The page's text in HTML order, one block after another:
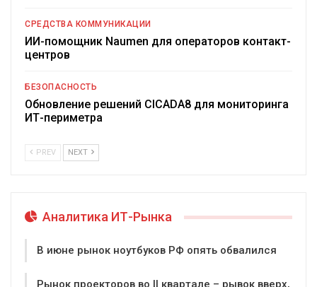
СРЕДСТВА КОММУНИКАЦИИ
ИИ-помощник Naumen для операторов контакт-
центров
БЕЗОПАСНОСТЬ
Обновление решений CICADA8 для мониторинга
ИТ-периметра
PREV NEXT
Аналитика ИТ-Рынка
В июне рынок ноутбуков РФ опять обвалился
Рынок проекторов во II квартале – рывок вверх,